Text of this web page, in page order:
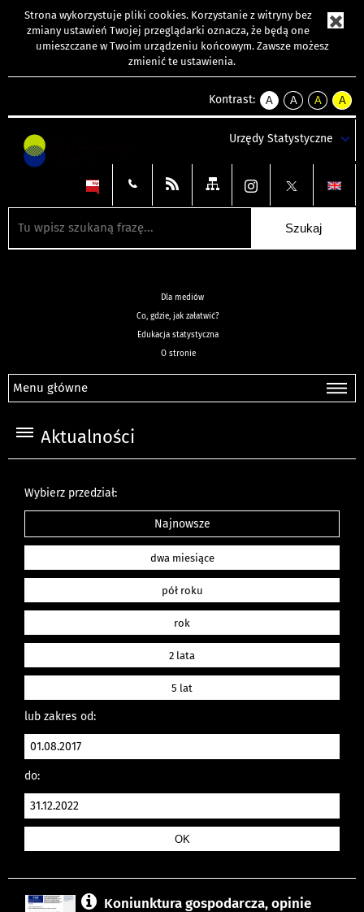
Strona wykorzystuje pliki cookies. Korzystanie z witryny bez
zmiany ustawień Twojej przeglądarki oznacza, że będą one
umieszczane w Twoim urządzeniu końcowym. Zawsze możesz
zmienić te ustawienia.
Kontrast:
A
kontrast
A
kontrast
tekst
czarnym
A
kontrast
tekst
czarnym
A
tekst
żółtym
Urzędy Statystyczne
Dla mediów
Co, gdzie, jak załatwić?
Edukacja statystyczna
O stronie
Menu główne
Aktualności
Wybierz przedział:
Najnowsze
dwa miesiące
pół roku
rok
2 lata
5 lat
lub zakres od:
do:
Koniunktura gospodarcza, opinie